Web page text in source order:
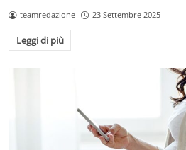
teamredazione 23 Settembre 2025
Leggi di più